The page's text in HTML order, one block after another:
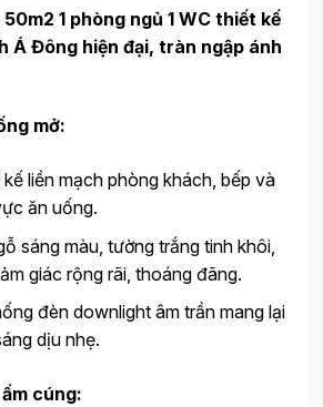
1 phòng ngủ 1 WC thiết kế
Á Đông hiện đại, tràn ngập ánh
mở:
kế liền mạch phòng khách, bếp và
ăn uống.
sáng màu, tường trắng tinh khôi,
giác rộng rãi, thoáng đãng.
đèn downlight âm trần mang lại
dịu nhẹ.
cúng: